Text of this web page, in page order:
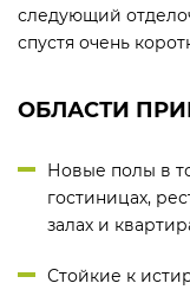
следующий
спустя очень
ОБЛАСТИ
Новые полы в
гостиницах,
залах и
Стойкие к